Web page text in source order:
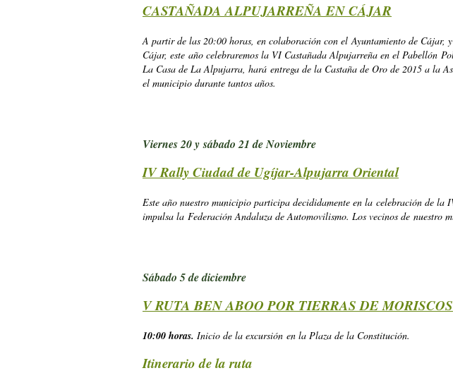
CASTAÑADA ALPUJARREÑA EN CÁJAR
A partir de las 20:00 horas, en colaboración con el Ayuntamiento de
Cájar, este año celebraremos la VI Castañada Alpujarreña en el Pabellón
La Casa de La Alpujarra, hará entrega de la Castaña de Oro de 2015 a la
el municipio durante tantos años.
Viernes 20 y sábado 21 de Noviembre
IV Rally Ciudad de Ugíjar-Alpujarra Oriental
Este año nuestro municipio participa decididamente en la celebración de
impulsa la Federación Andaluza de Automovilismo. Los vecinos de
Sábado 5 de diciembre
V RUTA BEN ABOO POR TIERRAS DE MORISCOS
10:00 horas. Inicio de la excursión en la Plaza de la Constitución.
Itinerario de la ruta